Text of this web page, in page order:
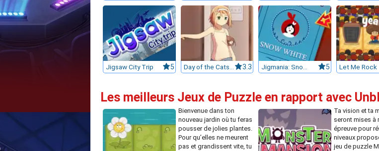
Jigsaw City Trip 5 Day of the Cats: Episode 1 3.3 Jigmania: Snow White 5 Let Me Rock
Les meilleurs Jeux de Puzzle en rapport avec
Bienvenue dans ton
nouveau jardin où tu feras
pousser de jolies plantes.
Pour qu’elles ne meurent
pas et grandissent vite, tu
Ta vision et ta
seront mises à
épreuve pour
niveaux
jeu de puzzle